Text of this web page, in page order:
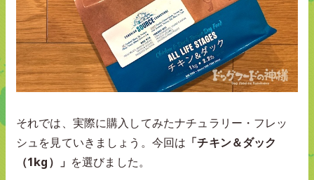
それでは、実際に購入してみたナチュラリー・フレッ
シュを見ていきましょう。今回は 「チキン＆ダック
（1kg）」 を選びました。